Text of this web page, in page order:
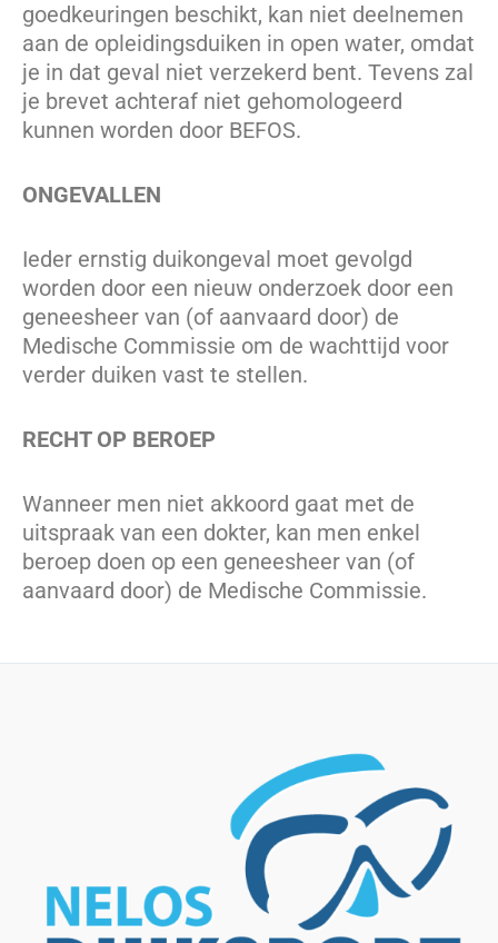
goedkeuringen beschikt, kan niet deelnemen
aan de opleidingsduiken in open water, omdat
je in dat geval niet verzekerd bent. Tevens zal
je brevet achteraf niet gehomologeerd
kunnen worden door BEFOS.
ONGEVALLEN
Ieder ernstig duikongeval moet gevolgd
worden door een nieuw onderzoek door een
geneesheer van (of aanvaard door) de
Medische Commissie om de wachttijd voor
verder duiken vast te stellen.
RECHT OP BEROEP
Wanneer men niet akkoord gaat met de
uitspraak van een dokter, kan men enkel
beroep doen op een geneesheer van (of
aanvaard door) de Medische Commissie.